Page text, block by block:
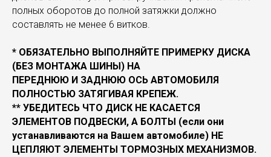
полных оборотов до полной затяжки должно
составлять не менее 6 витков.
* ОБЯЗАТЕЛЬНО ВЫПОЛНЯЙТЕ ПРИМЕРКУ ДИСКА
(БЕЗ МОНТАЖА ШИНЫ) НА
ПЕРЕДНЮЮ И ЗАДНЮЮ ОСЬ АВТОМОБИЛЯ
ПОЛНОСТЬЮ ЗАТЯГИВАЯ КРЕПЕЖ.
** УБЕДИТЕСЬ ЧТО ДИСК НЕ КАСАЕТСЯ
ЭЛЕМЕНТОВ ПОДВЕСКИ, А БОЛТЫ (если они
устанавливаются на Вашем автомобиле) НЕ
ЦЕПЛЯЮТ ЭЛЕМЕНТЫ ТОРМОЗНЫХ МЕХАНИЗМОВ.